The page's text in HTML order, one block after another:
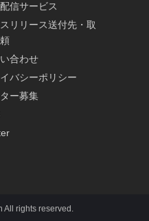
信サービス
リリース送付先・取
合わせ
バシーポリシー
ー募集
All rights reserved.